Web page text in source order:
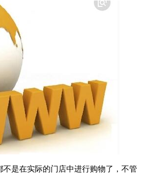
不是在实际的门店中进行购物了，不管